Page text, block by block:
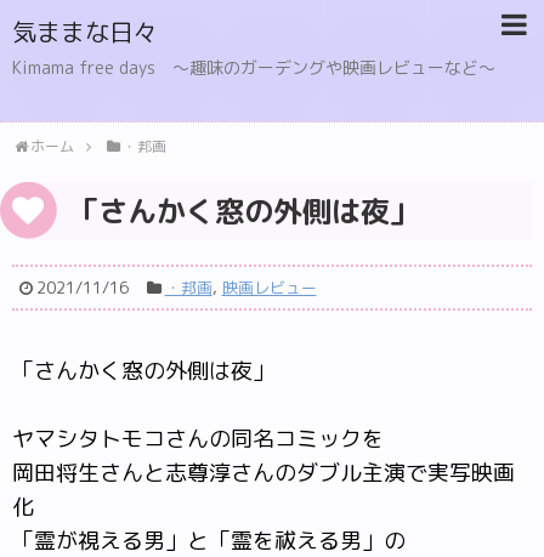
気ままな日々
Kimama free days 〜趣味のガーデングや映画レビューなど〜
ホーム ・邦画
「さんかく窓の外側は夜」
2021/11/16 ・邦画, 映画レビュー
「さんかく窓の外側は夜」
ヤマシタトモコさんの同名コミックを
岡田将生さんと志尊淳さんのダブル主演で実写映画
化
「霊が視える男」と「霊を祓える男」の